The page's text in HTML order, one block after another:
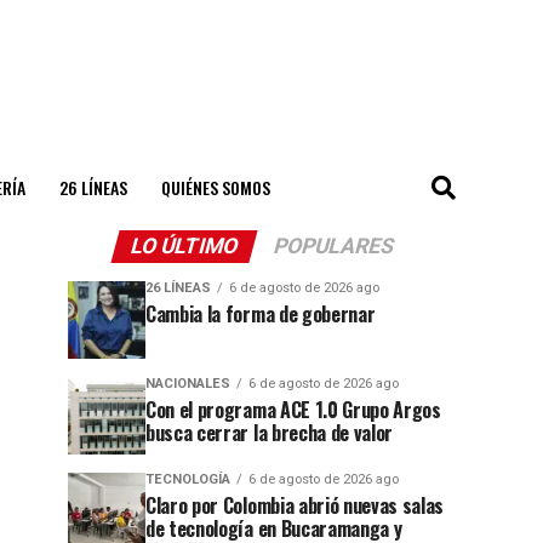
26 LÍNEAS QUIÉNES SOMOS
LO ÚLTIMO POPULARES
26 LÍNEAS 6 de agosto de 2026 ago
Cambia la forma de gobernar
NACIONALES 6 de agosto de 2026 ago
Con el programa ACE 1.0 Grupo Argos
busca cerrar la brecha de valor
TECNOLOGÍA 6 de agosto de 2026 ago
Claro por Colombia abrió nuevas salas
de tecnología en Bucaramanga y